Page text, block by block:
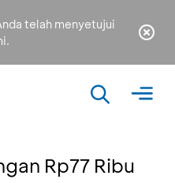
telah menyetujui
Rp77 Ribu